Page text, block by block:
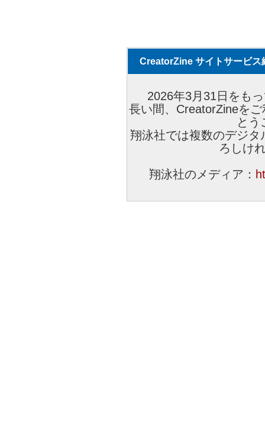
CreatorZine サイトサービス
2026年3月31日をも
長い間、CreatorZineを
とう
翔泳社では複数のデジ
ろしけ
翔泳社のメディア：